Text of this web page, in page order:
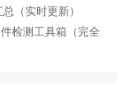
（实时更新）
检测工具箱（完全